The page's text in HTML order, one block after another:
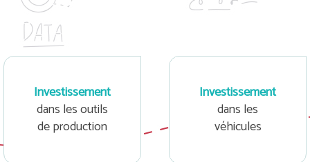
Investissement
dans les outils
de production
Investissement
dans les
véhicules